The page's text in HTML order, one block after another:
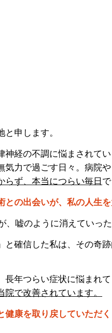
申します。
神経の不調に悩まされて
気力で過ごす日々。病院
らず、本当につらい毎日
との出会いが、私の人生
、嘘のように消えていっ
と確信した私は、その奇
長年つらい症状に悩まれ
院で改善されています。
健康を取り戻していただく